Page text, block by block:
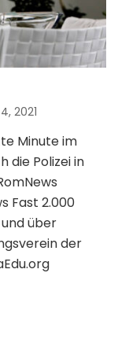
2021
Minute im
die Polizei in
Fast 2.000
über
der